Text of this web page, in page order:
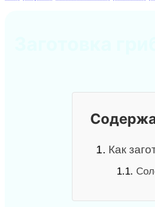
1. Как
1.1.